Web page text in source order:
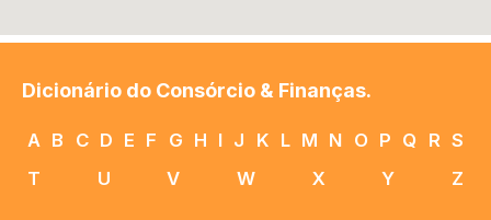
Dicionário do Consórcio & Finanças.
A B C D E F G H I J K L M N O P Q R S
T
U V W X Y Z